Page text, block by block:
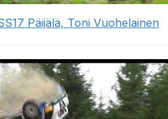
Päijälä, Toni Vuohelainen